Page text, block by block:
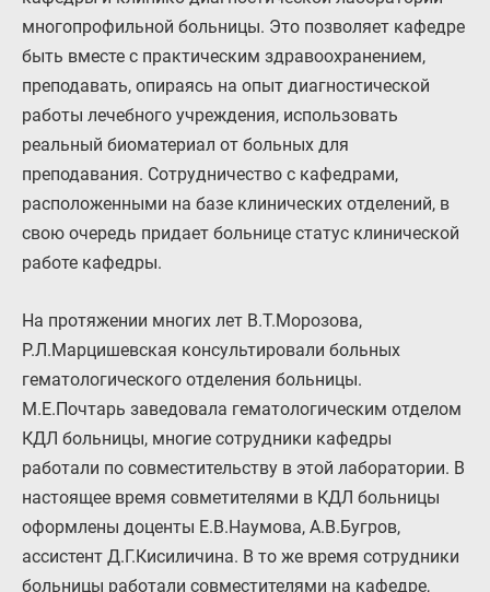
многопрофильной больницы. Это позволяет кафедре
быть вместе с практическим здравоохранением,
преподавать, опираясь на опыт диагностической
работы лечебного учреждения, использовать
реальный биоматериал от больных для
преподавания. Сотрудничество с кафедрами,
расположенными на базе клинических отделений, в
свою очередь придает больнице статус клинической
работе кафедры.
На протяжении многих лет В.Т.Морозова,
Р.Л.Марцишевская консультировали больных
гематологического отделения больницы.
М.Е.Почтарь заведовала гематологическим отделом
КДЛ больницы, многие сотрудники кафедры
работали по совместительству в этой лаборатории. В
настоящее время совметителями в КДЛ больницы
оформлены доценты Е.В.Наумова, А.В.Бугров,
ассистент Д.Г.Кисиличина. В то же время сотрудники
больницы работали совместителями на кафедре,